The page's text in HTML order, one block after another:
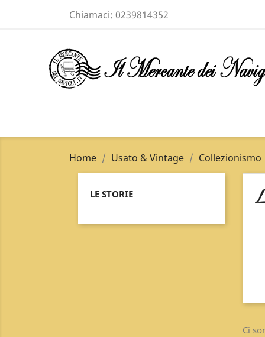
Chiamaci: 0239814352
Home Usato & Vintage Collezionismo
LE STORIE
Ci